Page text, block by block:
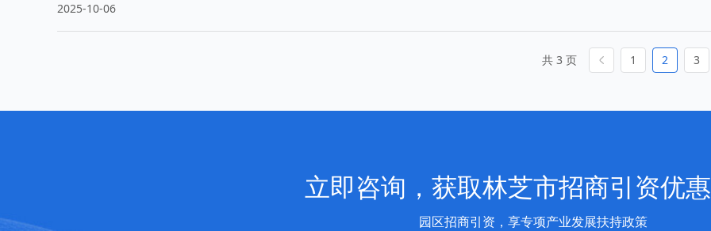
2025-10-06
共 3 页 1 2 3
立即咨询，获取林芝市招商引资优
园区招商引资，享专项产业发展扶持政策